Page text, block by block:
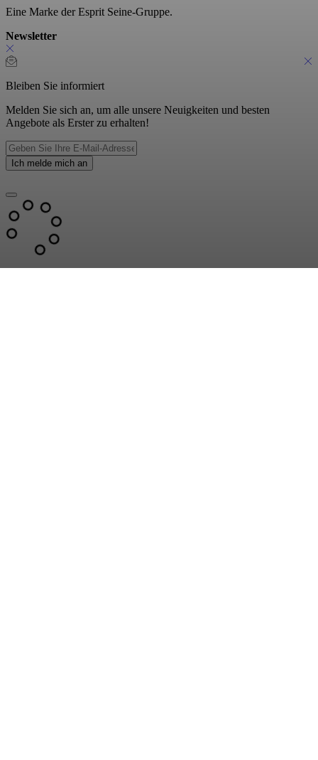
Eine Marke der Esprit Seine-Gruppe.
Newsletter
Bleiben Sie informiert
Melden Sie sich an, um alle unsere Neuigkeiten und besten
Angebote als Erster zu erhalten!